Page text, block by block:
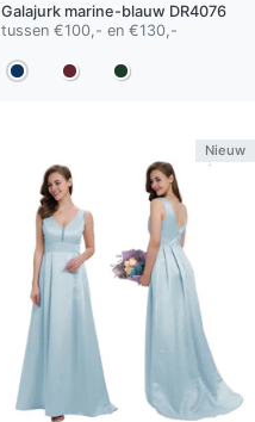
Galajurk marine-blauw DR4076
tussen €100,- en €130,-
Nieuw